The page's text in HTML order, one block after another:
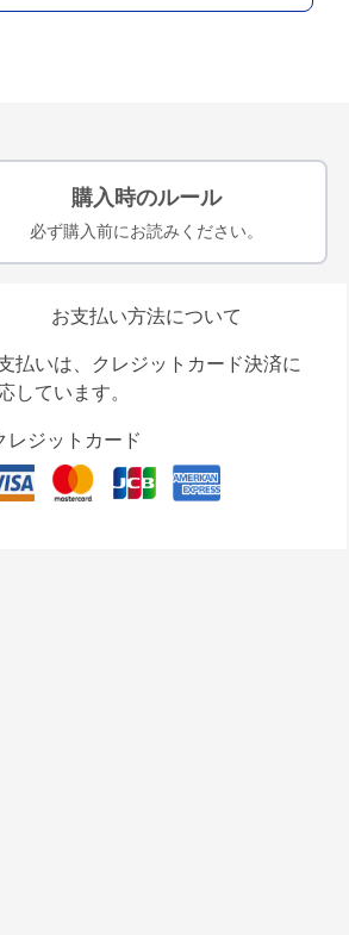
購入時のルール
必ず購入前にお読みください。
お支払い方法について
払いは、クレジットカード決済に
しています。
レジットカード